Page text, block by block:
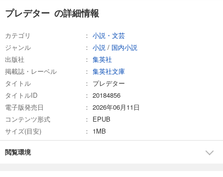
プレデター の詳細情報
カテゴリ
小説・文芸
ジャンル
小説 / 国内小説
出版社
集英社
掲載誌・レーベル
集英社文庫
タイトル
プレデター
タイトルID
20184856
電子版発売日
2026年06月11日
コンテンツ形式
EPUB
サイズ(目安)
1MB
閲覧環境